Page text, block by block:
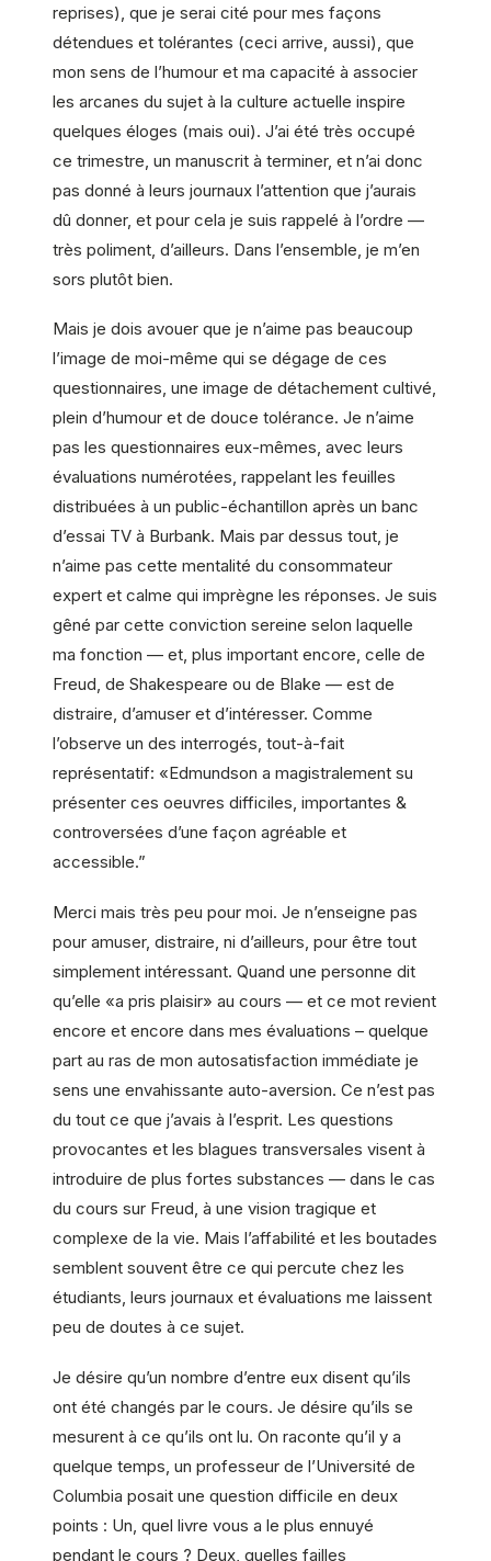
reprises), que je serai cité pour mes façons
détendues et tolérantes (ceci arrive, aussi), que
mon sens de l’humour et ma capacité à associer
les arcanes du sujet à la culture actuelle inspire
quelques éloges (mais oui). J’ai été très occupé
ce trimestre, un manuscrit à terminer, et n’ai donc
pas donné à leurs journaux l’attention que j’aurais
dû donner, et pour cela je suis rappelé à l’ordre —
très poliment, d’ailleurs. Dans l’ensemble, je m’en
sors plutôt bien.
Mais je dois avouer que je n’aime pas beaucoup
l’image de moi-même qui se dégage de ces
questionnaires, une image de détachement cultivé,
plein d’humour et de douce tolérance. Je n’aime
pas les questionnaires eux-mêmes, avec leurs
évaluations numérotées, rappelant les feuilles
distribuées à un public-échantillon après un banc
d’essai TV à Burbank. Mais par dessus tout, je
n’aime pas cette mentalité du consommateur
expert et calme qui imprègne les réponses. Je suis
gêné par cette conviction sereine selon laquelle
ma fonction — et, plus important encore, celle de
Freud, de Shakespeare ou de Blake — est de
distraire, d’amuser et d’intéresser. Comme
l’observe un des interrogés, tout-à-fait
représentatif: «Edmundson a magistralement su
présenter ces oeuvres difficiles, importantes &
controversées d’une façon agréable et
accessible.”
Merci mais très peu pour moi. Je n’enseigne pas
pour amuser, distraire, ni d’ailleurs, pour être tout
simplement intéressant. Quand une personne dit
qu’elle «a pris plaisir» au cours — et ce mot revient
encore et encore dans mes évaluations – quelque
part au ras de mon autosatisfaction immédiate je
sens une envahissante auto-aversion. Ce n’est pas
du tout ce que j’avais à l’esprit. Les questions
provocantes et les blagues transversales visent à
introduire de plus fortes substances — dans le cas
du cours sur Freud, à une vision tragique et
complexe de la vie. Mais l’affabilité et les boutades
semblent souvent être ce qui percute chez les
étudiants, leurs journaux et évaluations me laissent
peu de doutes à ce sujet.
Je désire qu’un nombre d’entre eux disent qu’ils
ont été changés par le cours. Je désire qu’ils se
mesurent à ce qu’ils ont lu. On raconte qu’il y a
quelque temps, un professeur de l’Université de
Columbia posait une question difficile en deux
points : Un, quel livre vous a le plus ennuyé
pendant le cours ? Deux, quelles failles